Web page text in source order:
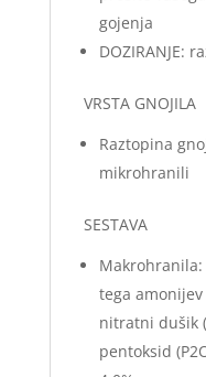
gojenja
DOZIRANJE:
VRSTA GNOJILA
Raztopina
mikrohranili
SESTAVA
Makrohranila:
tega amonijev
nitratni dušik
pentoksid